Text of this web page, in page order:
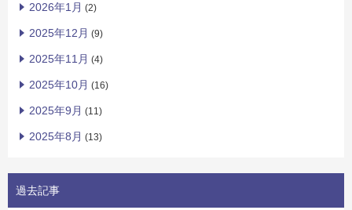
2026年1月 (2)
2025年12月 (9)
2025年11月 (4)
2025年10月 (16)
2025年9月 (11)
2025年8月 (13)
過去記事